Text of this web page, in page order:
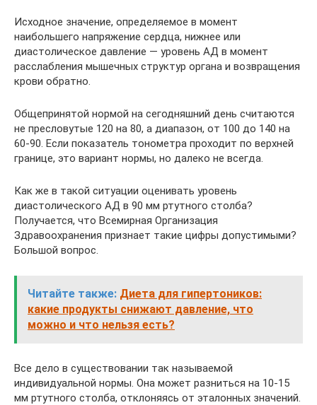
Исходное значение, определяемое в момент
наибольшего напряжение сердца, нижнее или
диастолическое давление — уровень АД в момент
расслабления мышечных структур органа и возвращения
крови обратно.
Общепринятой нормой на сегодняшний день считаются
не пресловутые 120 на 80, а диапазон, от 100 до 140 на
60-90. Если показатель тонометра проходит по верхней
границе, это вариант нормы, но далеко не всегда.
Как же в такой ситуации оценивать уровень
диастолического АД в 90 мм ртутного столба?
Получается, что Всемирная Организация
Здравоохранения признает такие цифры допустимыми?
Большой вопрос.
Читайте также: Диета для гипертоников:
какие продукты снижают давление, что
можно и что нельзя есть?
Все дело в существовании так называемой
индивидуальной нормы. Она может разниться на 10-15
мм ртутного столба, отклоняясь от эталонных значений.